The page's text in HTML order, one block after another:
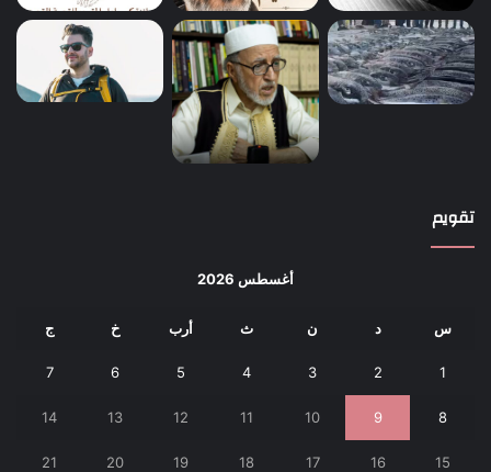
تقويم
أغسطس 2026
س د ن ث أرب خ ج
1
2
3
4
5
6
7
8
9
10
11
12
13
14
15
16
17
18
19
20
21